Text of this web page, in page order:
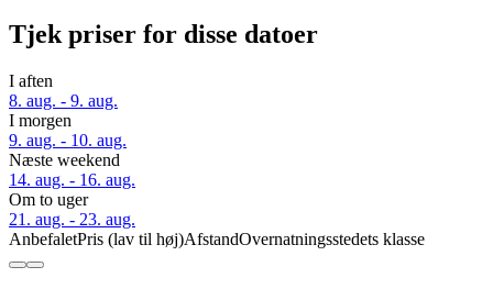
Tjek priser for disse datoer
I aften
8. aug. - 9. aug.
I morgen
9. aug. - 10. aug.
Næste weekend
14. aug. - 16. aug.
Om to uger
21. aug. - 23. aug.
AnbefaletPris (lav til høj)AfstandOvernatningsstedets klasse